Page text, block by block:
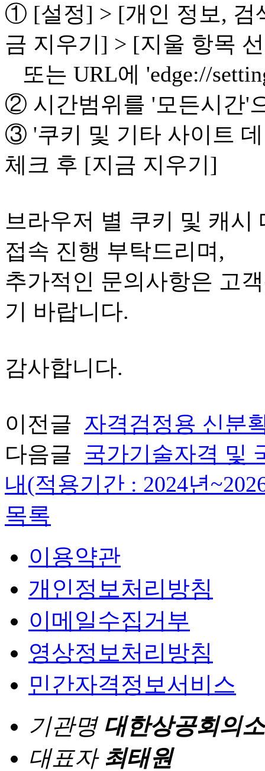
① [설정] > [개인 정보, 검
금 지우기] > [지울 항목
또는 URL에 'edge://
② 시간범위를 '모든시간'
③ '쿠키 및 기타 사이트
체크 후 [지금 지우기]
브라우저 별 쿠키 및 캐시
접속 진행 부탁드리며,
추가적인 문의사항은 고
기 바랍니다.
감사합니다.
이전글 자격검정용 신분
다음글 국가기술자격 및
내(적용기간 : 2024년
목록
이용약관
개인정보처리방침
이메일수집거부
영상정보처리방침
민간자격정보서비스
기관명 대한상공회의소
대표자 최태원